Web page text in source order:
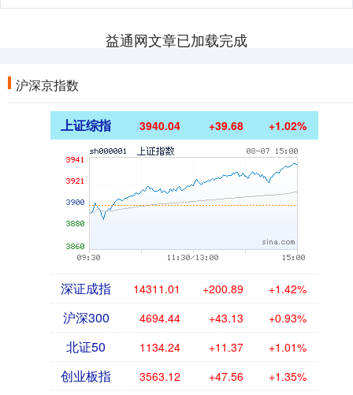
益通网文章已加载完成
沪深京指数
上证综指 3940.04 +39.68 +1.02%
深证成指 14311.01 +200.89 +1.42%
沪深300 4694.44 +43.13 +0.93%
北证50 1134.24 +11.37 +1.01%
创业板指 3563.12 +47.56 +1.35%